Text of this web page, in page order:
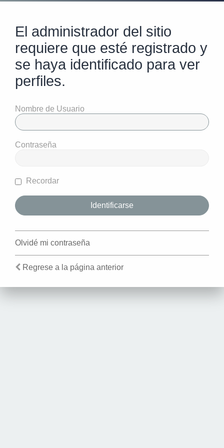
El administrador del sitio
requiere que esté registrado y
se haya identificado para ver
perfiles.
Nombre de Usuario
Contraseña
Recordar
Olvidé mi contraseña
Regrese a la página anterior